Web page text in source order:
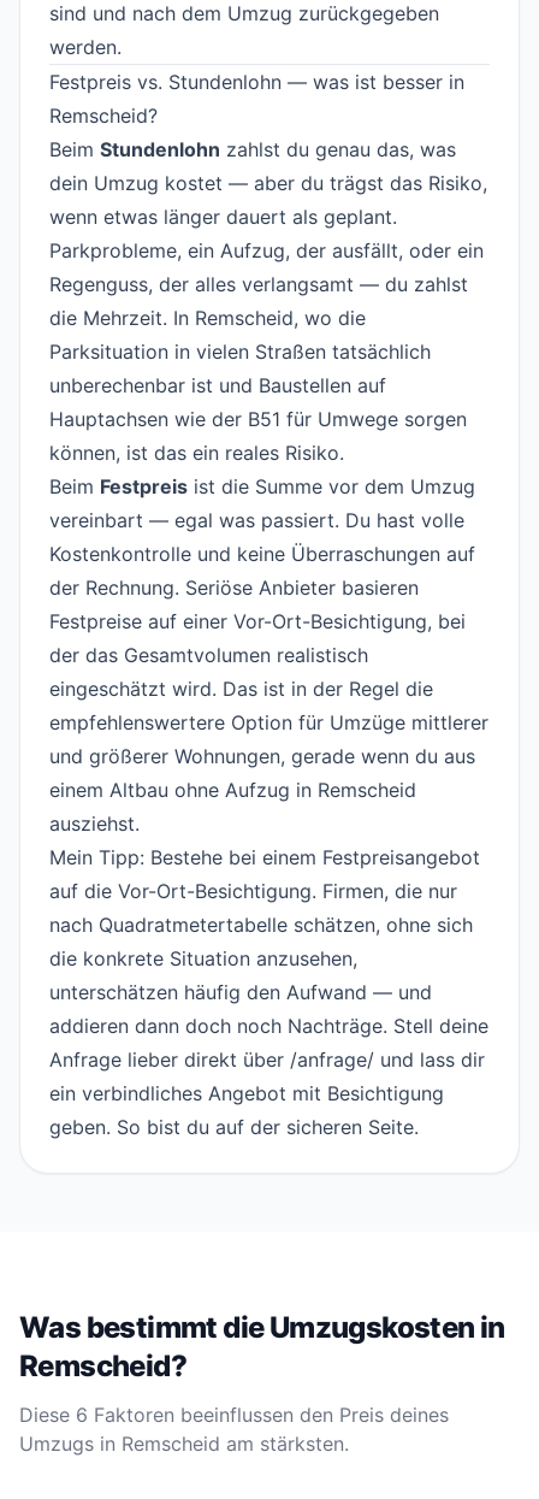
sind und nach dem Umzug zurückgegeben
werden.
Festpreis vs. Stundenlohn — was ist besser in
Remscheid?
Beim Stundenlohn zahlst du genau das, was
dein Umzug kostet — aber du trägst das Risiko,
wenn etwas länger dauert als geplant.
Parkprobleme, ein Aufzug, der ausfällt, oder ein
Regenguss, der alles verlangsamt — du zahlst
die Mehrzeit. In Remscheid, wo die
Parksituation in vielen Straßen tatsächlich
unberechenbar ist und Baustellen auf
Hauptachsen wie der B51 für Umwege sorgen
können, ist das ein reales Risiko.
Beim Festpreis ist die Summe vor dem Umzug
vereinbart — egal was passiert. Du hast volle
Kostenkontrolle und keine Überraschungen auf
der Rechnung. Seriöse Anbieter basieren
Festpreise auf einer Vor-Ort-Besichtigung, bei
der das Gesamtvolumen realistisch
eingeschätzt wird. Das ist in der Regel die
empfehlenswertere Option für Umzüge mittlerer
und größerer Wohnungen, gerade wenn du aus
einem Altbau ohne Aufzug in Remscheid
ausziehst.
Mein Tipp: Bestehe bei einem Festpreisangebot
auf die Vor-Ort-Besichtigung. Firmen, die nur
nach Quadratmetertabelle schätzen, ohne sich
die konkrete Situation anzusehen,
unterschätzen häufig den Aufwand — und
addieren dann doch noch Nachträge. Stell deine
Anfrage lieber direkt über /anfrage/ und lass dir
ein verbindliches Angebot mit Besichtigung
geben. So bist du auf der sicheren Seite.
Was bestimmt die Umzugskosten in
Remscheid?
Diese 6 Faktoren beeinflussen den Preis deines
Umzugs in Remscheid am stärksten.